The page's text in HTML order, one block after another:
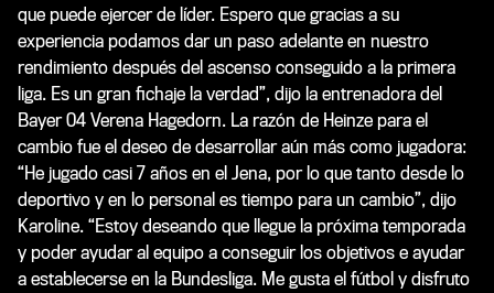
que puede ejercer de líder. Espero que gracias a su
experiencia podamos dar un paso adelante en nuestro
rendimiento después del ascenso conseguido a la primera
liga. Es un gran fichaje la verdad”, dijo la entrenadora del
Bayer 04 Verena Hagedorn. La razón de Heinze para el
cambio fue el deseo de desarrollar aún más como jugadora:
“He jugado casi 7 años en el Jena, por lo que tanto desde lo
deportivo y en lo personal es tiempo para un cambio”, dijo
Karoline. “Estoy deseando que llegue la próxima temporada
y poder ayudar al equipo a conseguir los objetivos e ayudar
a establecerse en la Bundesliga. Me gusta el fútbol y disfruto